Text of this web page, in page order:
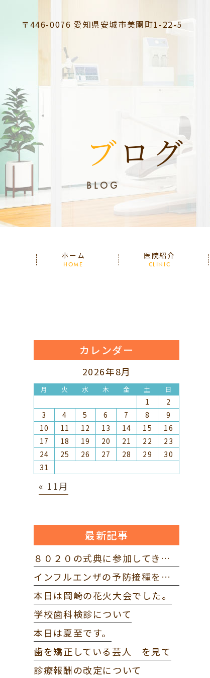
〒446-0076 愛知県安城市美園町1-22-5
ブログ
BLOG
ホーム
HOME
医院紹介
CLINIC
カレンダー
2026年8月
月 火 水 木 金 土 日
1
2
3
4 5 6 7 8
9
10
11 12 13 14 15
16
17
18 19 20 21 22
23
24
25 26 27 28 29
30
31
« 11月
最新記事
８０２０の式典に参加してきました。
インフルエンザの予防接種を打ってきました。
本日は岡崎の花火大会でした。
学校歯科検診について
本日は夏至です。
歯を矯正している芸人 を見て
診療報酬の改定について